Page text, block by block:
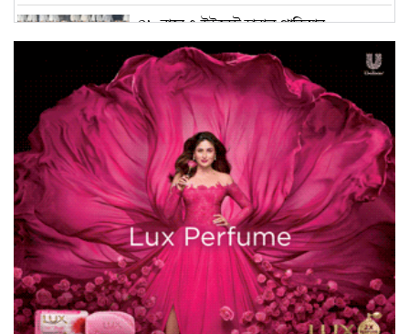
৪৮ রানে ৭ উইকেট হারাল পাকিস্তান,
ওয়ারিকানের স্পিন–ঘূর্ণি
জেলা পর্যায়ে স্বাস্থ্যসেবা উন্নয়নে নতুন উদ্যোগ
যুক্তরাষ্ট্রে টিকটকে ঢুকলে দেখা যাচ্ছে নতুন বার্তা
খালেদা জিয়াকে সার্বক্ষণিক চিকিৎসা দিচ্ছে
লন্ডন ক্লিনিকের মেড